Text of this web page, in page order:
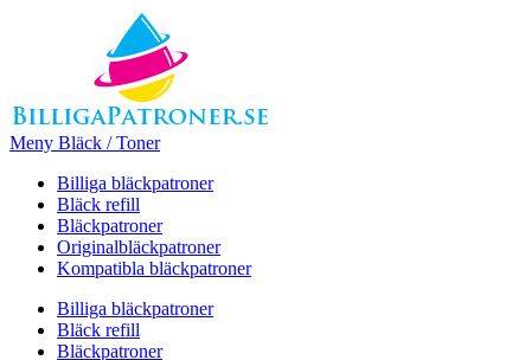
Meny Bläck / Toner
Billiga bläckpatroner
Bläck refill
Bläckpatroner
Originalbläckpatroner
Kompatibla bläckpatroner
Billiga bläckpatroner
Bläck refill
Bläckpatroner